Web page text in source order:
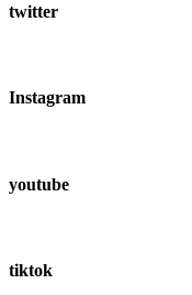
twitter
Instagram
youtube
tiktok